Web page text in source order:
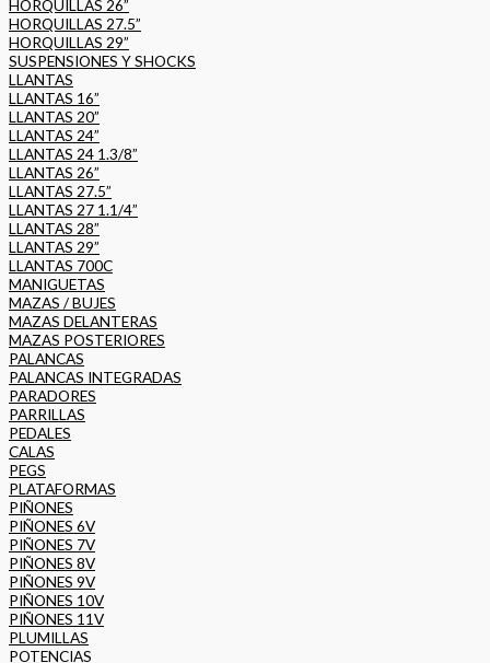
HORQUILLAS 26”
HORQUILLAS 27.5”
HORQUILLAS 29”
SUSPENSIONES Y SHOCKS
LLANTAS
LLANTAS 16”
LLANTAS 20”
LLANTAS 24”
LLANTAS 24 1.3/8”
LLANTAS 26”
LLANTAS 27.5”
LLANTAS 27 1.1/4”
LLANTAS 28”
LLANTAS 29”
LLANTAS 700C
MANIGUETAS
MAZAS / BUJES
MAZAS DELANTERAS
MAZAS POSTERIORES
PALANCAS
PALANCAS INTEGRADAS
PARADORES
PARRILLAS
PEDALES
CALAS
PEGS
PLATAFORMAS
PIÑONES
PIÑONES 6V
PIÑONES 7V
PIÑONES 8V
PIÑONES 9V
PIÑONES 10V
PIÑONES 11V
PLUMILLAS
POTENCIAS